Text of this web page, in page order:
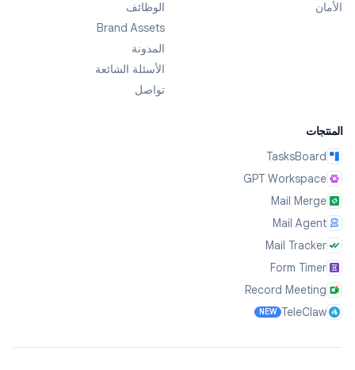
الأمان
الوظائف
Brand Assets
المدونة
الأسئلة الشائعة
تواصل
المنتجات
TasksBoard
GPT Workspace
Mail Merge
Mail Agent
Mail Tracker
Form Timer
Record Meeting
TeleClaw
NEW